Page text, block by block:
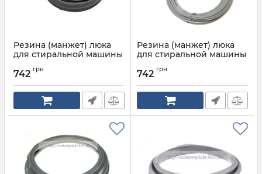
Резина (манжет) люка
для стиральной машины
Артикул:
742 грн
Резина (манжет) люка
для стиральной машины
Артикул:
742 грн